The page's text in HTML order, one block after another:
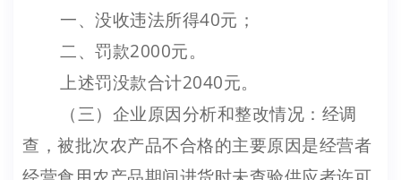
一、没收违法所得40元；
二、罚款2000元。
上述罚没款合计2040元。
（三）企业原因分析和整改情况：经调
查，被批次农产品不合格的主要原因是经营者